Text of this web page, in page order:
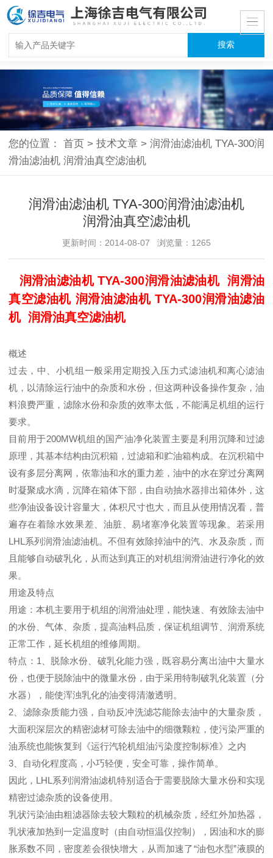
您的位置： 首页 > 技术文章 > 润滑油滤油机 TYA-300润
滑油滤油机 润滑油真空滤油机
润滑油滤油机 TYA-300润滑油滤油机
润滑油真空滤油机
更新时间：2014-08-07 浏览量：1265
润滑油滤油机 TYA-300润滑油滤油机 润滑油
真空滤油机 润滑油滤油机 TYA-300润滑油滤油
机 润滑油真空滤油机
概述
过去，中、小机组一般采用定期投入压力式滤油机和离心滤油
机，以清除运行油中的杂质和水份，但这两种设备操作复杂，油
料浪费严重，滤除水份和杂质的效率太低，不能满足机组的运行
要求。
目前用于200MW机组的国产油净化装置主要是利用沉降和过滤
原理，其基本结构由沉积箱，过滤箱和贮油箱构成。在沉积箱中
设有多层分离网，依靠油和水的重力差，油中的水在穿过分离网
时凝聚成水滴，沉降在箱体下部，由自动抽水器排出箱体外，这
些净油设备设计容量大，体积尺寸也大，而且从使用情况看，普
遍存在着除水效果差、油脏、易堵塞净化装置等现象。若采用
LHL系列润滑油滤油机。不但有效除掉油中的汽、水及杂质，而
且能够自动破乳化，从而达到真正的对机组润滑油进行净化的效
果。
用途及特点
用途：本机主要用于机组的润滑油处理，能快速、有效除去油中
的水份、气体、杂质，提高油料品质，保证机组调节、润滑系统
正常工作，延长机组的维修周期。
特点：1、脱除水份、破乳化能力强，既容易分离出油中大量水
份，也便于脱除油中的微量水份，由于采用特制破乳化装置（分
水器），能使浑浊乳化的油变得清澈透明。
2、滤除杂质能力强，自动反冲洗滤芯能除去油中的大量杂质，
大面积深层次的精密滤材可除去油中的细微颗粒，使污染严重的
油系统也能恢复到《运行汽轮机组油污染度控制标准》之内
3、自动化程度高，小巧轻便，安全可靠，操作简单。
因此，LHL系列润滑油滤机特别适合于需要脱除大量水份和实现
精密过滤杂质的设备使用。
乳状污染油由粗滤器除去较大颗粒的机械杂质，经红外加热器，
乳状液加热到一定温度时（由自动恒温仪控制），因油和水的膨
胀系数不同，密度差会很快增大，从而加速了“油包水型”液膜的